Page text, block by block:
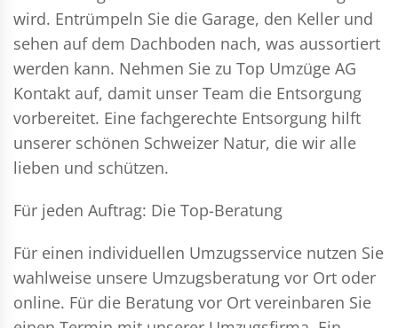
wird. Entrümpeln Sie die Garage, den Keller und
sehen auf dem Dachboden nach, was aussortiert
werden kann. Nehmen Sie zu Top Umzüge AG
Kontakt auf, damit unser Team die Entsorgung
vorbereitet. Eine fachgerechte Entsorgung hilft
unserer schönen Schweizer Natur, die wir alle
lieben und schützen.
Für jeden Auftrag: Die Top-Beratung
Für einen individuellen Umzugsservice nutzen Sie
wahlweise unsere Umzugsberatung vor Ort oder
online. Für die Beratung vor Ort vereinbaren Sie